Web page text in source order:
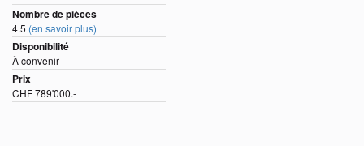
Nombre de pièces
4.5 (en savoir plus)
Disponibilité
À convenir
Prix
CHF 789'000.-